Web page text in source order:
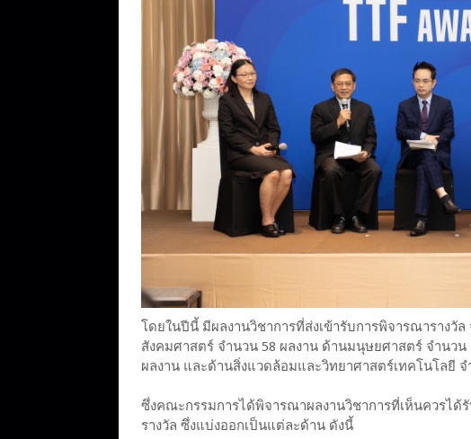
โดยในปีนี้ มีผลงานวิชาการที่ส่งเข้ารับการพิจารณารางวั
สังคมศาสตร์ จำนวน 58 ผลงาน ด้านมนุษยศาสตร์ จำนว
ผลงาน และด้านสิ่งแวดล้อมและวิทยาศาสตร์เทคโนโลยี จ
ซึ่งคณะกรรมการได้พิจารณาผลงานวิชาการที่เห็นควรได้รั
รางวัล ซึ่งแบ่งออกเป็นแต่ละด้าน ดังนี้